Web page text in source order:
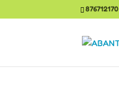
876712170